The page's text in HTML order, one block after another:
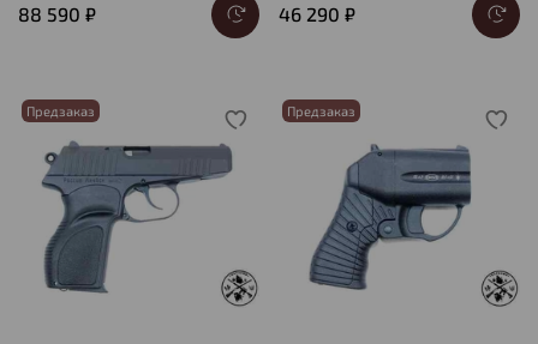
88 590 ₽ 46 290 ₽
Предзаказ Предзаказ